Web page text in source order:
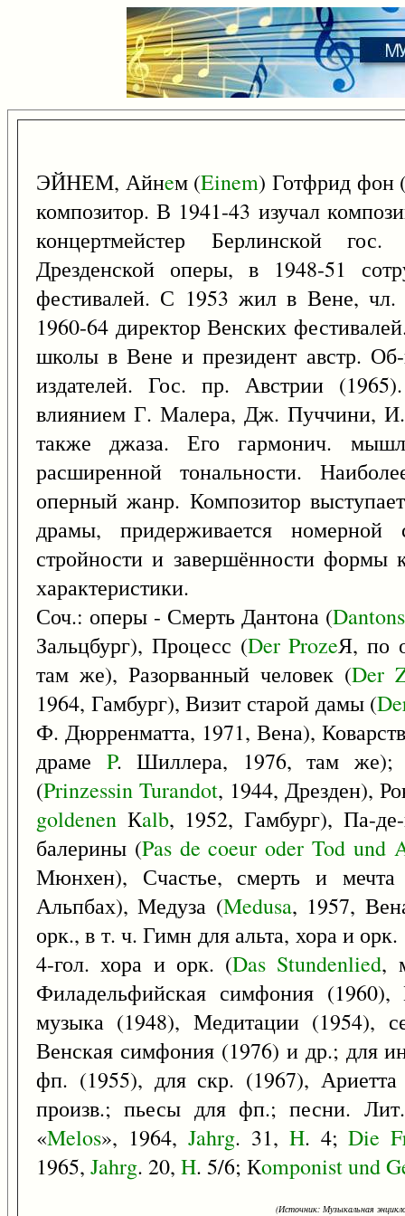
ЭЙНЕМ, Айнeм (Einem) Готфрид фон
композитор. В 1941-43 изучал
концертмейстер Берлинской
Дрезденской оперы, в 1948-51
фестивалей. С 1953 жил в Вене, чл.
1960-64 директор Венских
школы в Вене и президент австр.
издателей. Гос. пр. Австрии
влиянием Г. Малера, Дж. Пуччини,
также джаза. Его гармонич.
расширенной тональности.
оперный жанр. Композитор
драмы, придерживается номерной
стройности и завершённости формы
характеристики.
Соч.: оперы - Смерть Дантона (Dantons
Зальцбург), Процесс (Der ProzeЯ, по
там же), Разорванный человек (Der
1964, Гамбург), Визит старой дамы (
Ф. Дюрренматта, 1971, Вена),
драме P. Шиллера, 1976, там же);
(Prinzessin Turandot, 1944, Дрезден),
goldenen Кalb, 1952, Гамбург), Па-
балерины (Pas de coeur oder Tod und
Мюнхен), Счастье, смерть и
Альпбах), Медуза (Medusa, 1957,
орк., в т. ч. Гимн для альта, хора и
4-гол. хора и орк. (Das Stundenlied,
Филадельфийская симфония (1960),
музыка (1948), Медитации (1954),
Венская симфония (1976) и др.; для
фп. (1955), для скр. (1967),
произв.; пьесы для фп.; песни.
«Melos», 1964, Jahrg. 31, H. 4;Die
1965, Jahrg. 20, H. 5/6; Кomponistund
(Источник: Музыкальная